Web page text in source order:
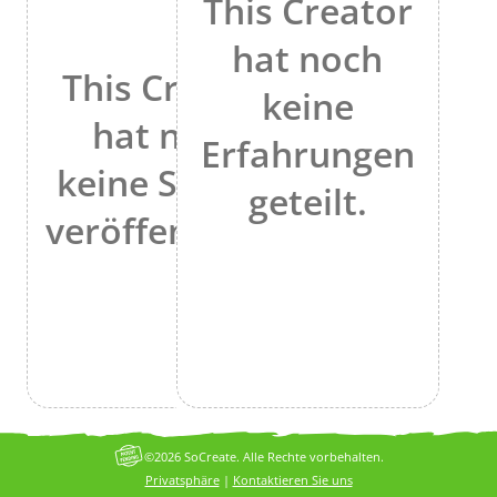
This Creator
hat noch
keine Stories
veröffentlicht.
This Creator
hat noch
keine
Erfahrungen
geteilt.
Privatsphäre| Kontaktieren Sie uns
©2026 SoCreate. Alle Rechte vorbehalten.